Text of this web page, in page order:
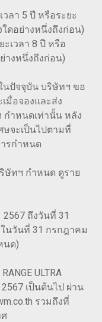
ลา 5 ปี หรือระยะ
ใดอย่างหนึ่งถึงก่อน)
ะเวลา 8 ปี หรือ
างหนึ่งถึงก่อน)
นปัจจุบัน บริษัทฯ ขอ
มื่อจองและส่ง
กำหนดเท่านั้น หลัง
ษจะเป็นไปตามที่
รกำหนด
ษัทฯ กำหนด ดูราย
ถึงวันที่ 31
นวันที่ 31 กรกฎาคม
นด)
ULTRA
เป็นต้นไป ผ่าน
รวมถึงที่